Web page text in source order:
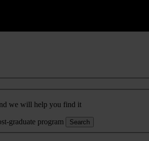
we will help you find it
graduate program Search